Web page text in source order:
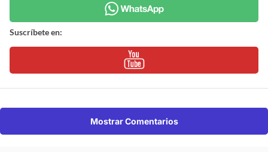
Suscríbete en:
Mostrar Comentarios